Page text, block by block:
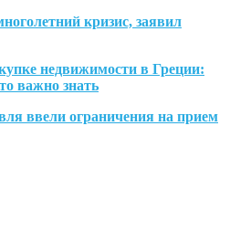
кризис, заявил
недвижимости в Греции:
важно знать
ввели ограничения на прием